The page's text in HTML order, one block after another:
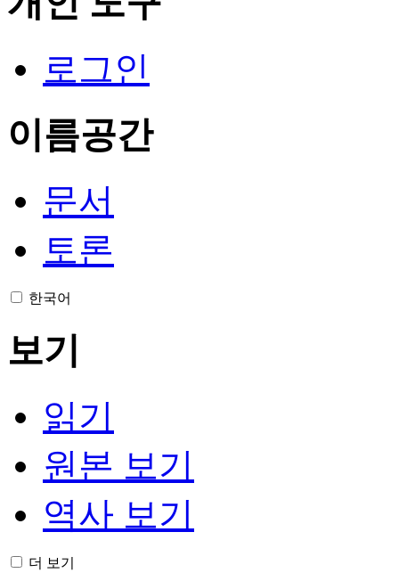
로그인
이름공간
문서
토론
한국어
보기
읽기
원본 보기
역사 보기
더 보기